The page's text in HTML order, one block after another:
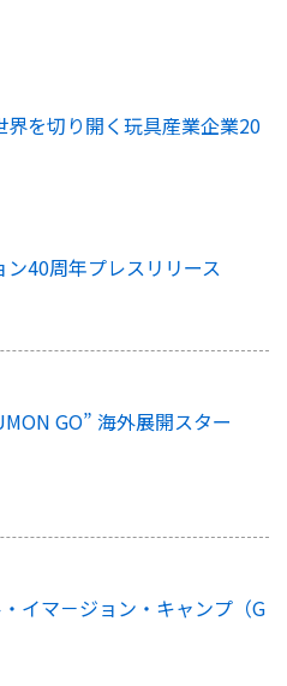
界を切り開く玩具産業企業20
40周年プレスリリース
GO” 海外展開スター
イマ－ジョン・キャンプ（G